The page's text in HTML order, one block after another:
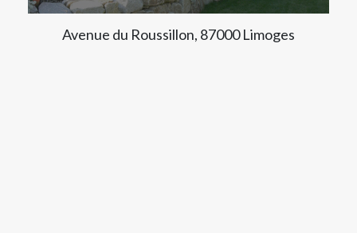
Avenue du Roussillon, 87000 Limoges